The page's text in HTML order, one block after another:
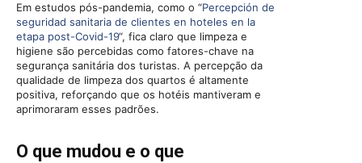
Em estudos pós-pandemia, como o “Percepción de
seguridad sanitaria de clientes en hoteles en la
etapa post-Covid-19“, fica claro que limpeza e
higiene são percebidas como fatores-chave na
segurança sanitária dos turistas. A percepção da
qualidade de limpeza dos quartos é altamente
positiva, reforçando que os hotéis mantiveram e
aprimoraram esses padrões.
O que mudou e o que